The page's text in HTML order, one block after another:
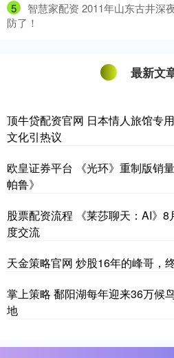
5
智慧家配资 2011年山东古井深
防了！
最新文
顶牛贷配资官网 日本情人旅馆专
文化引热议
欧皇证券平台 《光环》重制版销
帕鲁》
股票配资流程 《莱莎聊天：AI》
度交流
天金策略官网 炒股16年的峰哥，
掌上策略 鄱阳湖每年迎来36万候
地